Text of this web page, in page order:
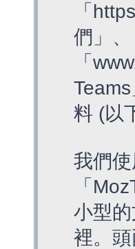
「
們」
「
料 (以
我們
「
小型
裡。